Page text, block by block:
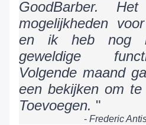
GoodBarber.
mogelijkheden
en ik heb nog
geweldige
Volgende maand
een bekijken om
Toevoegen. "
- Frederic